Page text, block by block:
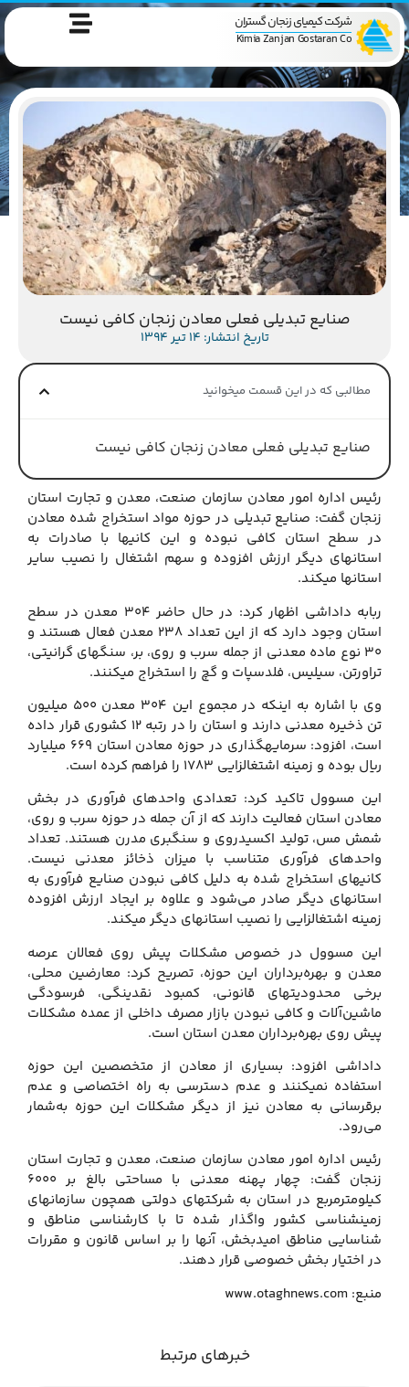
شرکت کیمیای زنجان گستران
Kimia Zanjan Gostaran Co
صنایع تبدیلی فعلی معادن زنجان کافی نیست
تاریخ انتشار: 14 تیر 1394
مطالبی که در این قسمت میخوانید
صنایع تبدیلی فعلی معادن زنجان کافی نیست
رئیس اداره امور معادن سازمان صنعت، معدن و تجارت استان
زنجان گفت: صنایع تبدیلی در حوزه مواد استخراج شده معادن
در سطح استان کافی نبوده و این کانی‎ها با صادرات به
استان‎‏های دیگر ارزش افزوده و سهم اشتغال را نصیب سایر
استان‎ها می‎کند.
ربابه داداشی اظهار کرد: در حال حاضر ۳۰۴ معدن در سطح
استان وجود دارد که از این تعداد ۲۳۸ معدن فعال هستند و
۳۰ نوع ماده معدنی از جمله سرب و روی، بر، سنگ‎های گرانیتی،
تراورتن، سیلیس، فلدسپات و گچ را استخراج می‎کنند.
وی با اشاره به اینکه در مجموع این ۳۰۴ معدن ۵۰۰ میلیون
است، افزود: سرمایه‎گذاری در حوزه معادن استان ۶۶۹ میلیارد
ریال بوده و زمینه اشتغالزایی ۱۷۸۳ را فراهم کرده‎ است.
این مسوول تاکید کرد: تعدادی واحدهای فرآوری در بخش
معادن استان فعالیت دارند که از آن جمله در حوزه سرب و روی،
شمش مس، تولید اکسیدروی و سنگ‎بری مدرن هستند. تعداد
واحدهای فرآوری متناسب با میزان ذخائز معدنی نیست.
کانی‎های استخراج شده به دلیل کافی نبودن صنایع فرآوری به
استان‎های دیگر صادر می‌شود و علاوه بر ایجاد ارزش افزوده
زمینه اشتغالزایی را نصیب استان‎های دیگر می‎کند.
این مسوول در خصوص مشکلات پیش روی فعالان عرصه
معدن و بهره‌برداران این حوزه، تصریح کرد: معارضین محلی،
برخی محدودیت‎های قانونی، کمبود نقدینگی، فرسودگی
ماشین‌آلات و کافی نبودن بازار مصرف داخلی از عمده مشکلات
پیش روی بهره‌برداران معدن استان است.
داداشی افزود: بسیاری از معادن از متخصصین این حوزه
استفاده نمی‎کنند و عدم دسترسی به راه اختصاصی و عدم
برق‎رسانی به معادن نیز از دیگر مشکلات این حوزه به‌شمار
می‌رود.
رئیس اداره امور معادن سازمان صنعت، معدن و تجارت استان
زنجان گفت: چهار پهنه معدنی با مساحتی بالغ بر ۶۰۰۰
کیلومترمربع در استان به شرکت‎های دولتی همچون سازمان‎های
زمین‎شناسی کشور واگذار شده تا با کارشناسی مناطق و
شناسایی مناطق امیدبخش، آن‎ها را بر اساس قانون و مقررات
در اختیار بخش خصوصی قرار دهند.
منبع: www.otaghnews.com
خبرهای مرتبط